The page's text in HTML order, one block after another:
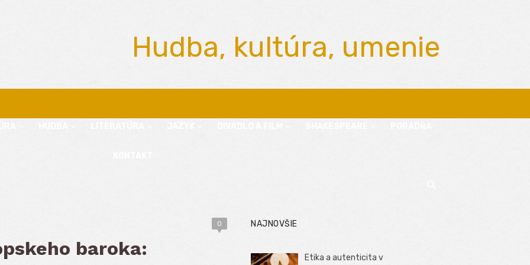
Hudba, kultúra, umenie
0
baroka:
NAJNOVŠIE
Etika a autenticita v